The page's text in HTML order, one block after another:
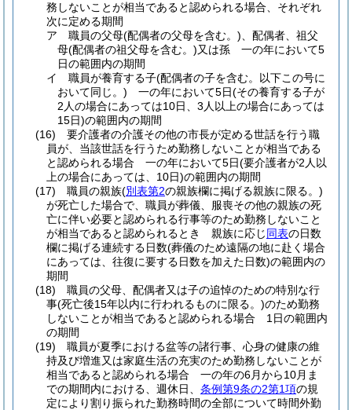
務しないことが相当であると認められる場合、それぞれ
次に定める期間
ア
職員の父母(配偶者の父母を含む。) 、配偶者、祖父
母(配偶者の祖父母を含む。)又は孫 一の年において5
日の範囲内の期間
イ
職員が養育する子(配偶者の子を含む。以下この号に
おいて同じ。) 一の年において5日(その養育する子が
2人の場合にあっては10日、3人以上の場合にあっては
15日)の範囲内の期間
(16)
要介護者の介護その他の市長が定める世話を行う職
員が、当該世話を行うため勤務しないことが相当である
と認められる場合 一の年において5日(要介護者が2人以
上の場合にあっては、10日)の範囲内の期間
(17)
職員の親族(別表第2の親族欄に掲げる親族に限る。)
が死亡した場合で、職員が葬儀、服喪その他の親族の死
亡に伴い必要と認められる行事等のため勤務しないこと
が相当であると認められるとき 親族に応じ同表の日数
欄に掲げる連続する日数(葬儀のため遠隔の地に赴く場合
にあっては、往復に要する日数を加えた日数)の範囲内の
期間
(18)
職員の父母、配偶者又は子の追悼のための特別な行
事(死亡後15年以内に行われるものに限る。)のため勤務
しないことが相当であると認められる場合 1日の範囲内
の期間
(19)
職員が夏季における盆等の諸行事、心身の健康の維
持及び増進又は家庭生活の充実のため勤務しないことが
相当であると認められる場合 一の年の6月から10月ま
での期間内における、週休日、 条例第9条の2第1項の規
定により割り振られた勤務時間の全部について時間外勤